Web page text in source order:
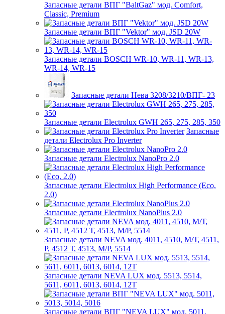
Запасные детали ВПГ "BaltGaz" мод. Comfort,
Classic, Premium
Запасные детали ВПГ "Vektor" мод. JSD 20W
Запасные детали BOSCH WR-10, WR-11, WR-13,
WR-14, WR-15
Запасные детали Нева 3208/3210/ВПГ- 23
Запасные детали Electrolux GWH 265, 275, 285, 350
Запасные
детали Electrolux Pro Inverter
Запасные детали Electrolux NanoPro 2.0
Запасные детали Electrolux High Performance (Eco,
2.0)
Запасные детали Electrolux NanoPlus 2.0
Запасные детали NEVA мод. 4011, 4510, М/Т, 4511,
P, 4512 Т, 4513, М/Р, 5514
Запасные детали NEVA LUX мод. 5513, 5514,
5611, 6011, 6013, 6014, 12Т
Запасные детали ВПГ "NEVA LUX" мод. 5011,